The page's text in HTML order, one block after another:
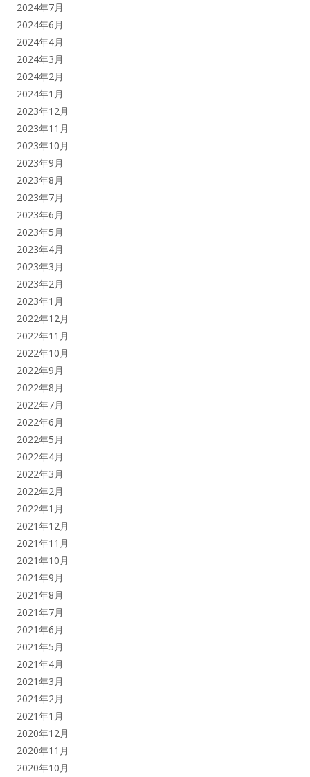
2024年7月
2024年6月
2024年4月
2024年3月
2024年2月
2024年1月
2023年12月
2023年11月
2023年10月
2023年9月
2023年8月
2023年7月
2023年6月
2023年5月
2023年4月
2023年3月
2023年2月
2023年1月
2022年12月
2022年11月
2022年10月
2022年9月
2022年8月
2022年7月
2022年6月
2022年5月
2022年4月
2022年3月
2022年2月
2022年1月
2021年12月
2021年11月
2021年10月
2021年9月
2021年8月
2021年7月
2021年6月
2021年5月
2021年4月
2021年3月
2021年2月
2021年1月
2020年12月
2020年11月
2020年10月